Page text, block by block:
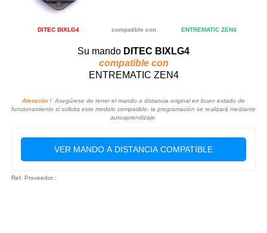
DITEC BIXLG4 compatible con ENTREMATIC ZEN4
Su mando DITEC BIXLG4
compatible con
ENTREMATIC ZEN4
Atención ! Asegúrese de tener el mando a distancia original en buen estado de
funcionamiento si solicita este modelo compatible: la programación se realizará mediante
autoaprendizaje.
VER MANDO A DISTANCIA COMPATIBLE
Ref. Proveedor :